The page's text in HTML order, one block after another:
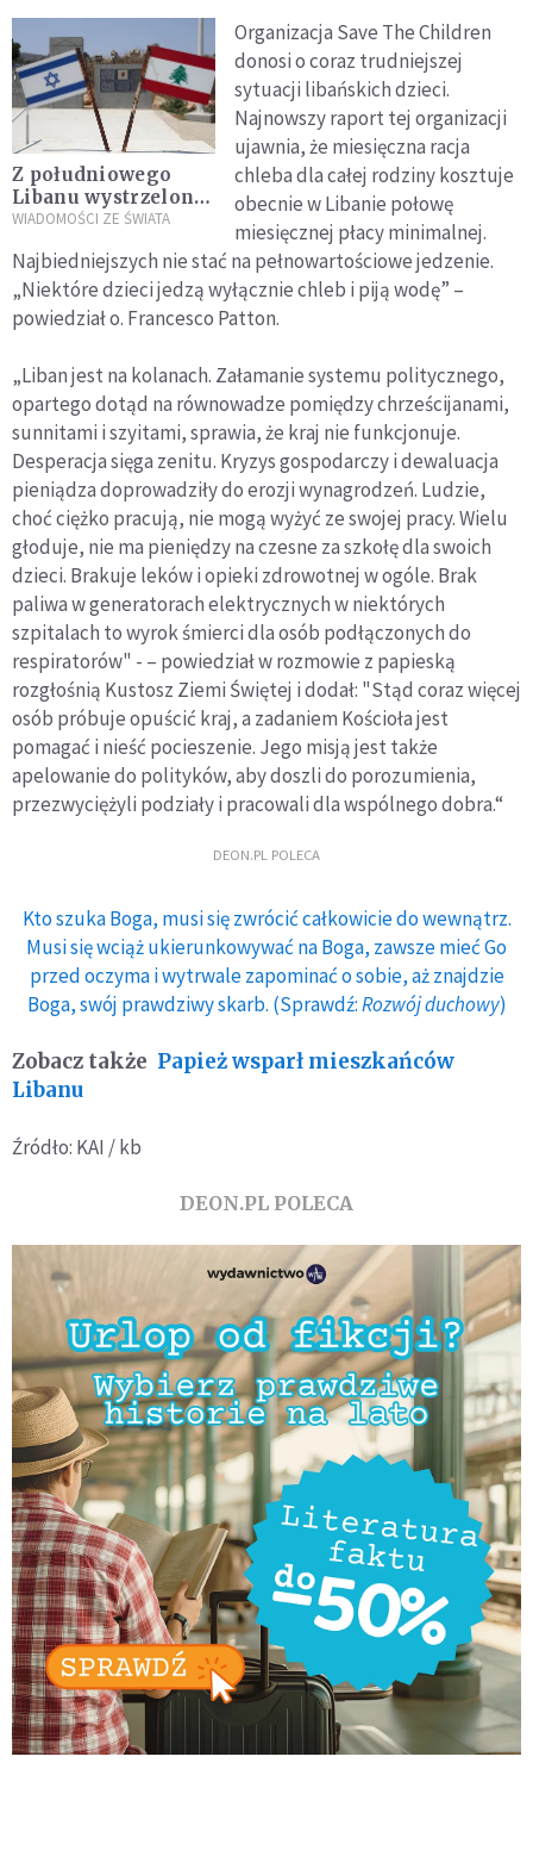
Z południowego
Libanu wystrzelono
pociski rakietowe
WIADOMOŚCI ZE ŚWIATA
Organizacja Save The Children
donosi o coraz trudniejszej
sytuacji libańskich dzieci.
Najnowszy raport tej organizacji
ujawnia, że miesięczna racja
chleba dla całej rodziny kosztuje
obecnie w Libanie połowę
miesięcznej płacy minimalnej.
Najbiedniejszych nie stać na pełnowartościowe jedzenie.
„Niektóre dzieci jedzą wyłącznie chleb i piją wodę” –
powiedział o. Francesco Patton.
„Liban jest na kolanach. Załamanie systemu politycznego,
opartego dotąd na równowadze pomiędzy chrześcijanami,
sunnitami i szyitami, sprawia, że kraj nie funkcjonuje.
Desperacja sięga zenitu. Kryzys gospodarczy i dewaluacja
pieniądza doprowadziły do erozji wynagrodzeń. Ludzie,
choć ciężko pracują, nie mogą wyżyć ze swojej pracy. Wielu
głoduje, nie ma pieniędzy na czesne za szkołę dla swoich
dzieci. Brakuje leków i opieki zdrowotnej w ogóle. Brak
paliwa w generatorach elektrycznych w niektórych
szpitalach to wyrok śmierci dla osób podłączonych do
respiratorów" - – powiedział w rozmowie z papieską
rozgłośnią Kustosz Ziemi Świętej i dodał: "Stąd coraz więcej
osób próbuje opuścić kraj, a zadaniem Kościoła jest
pomagać i nieść pocieszenie. Jego misją jest także
apelowanie do polityków, aby doszli do porozumienia,
przezwyciężyli podziały i pracowali dla wspólnego dobra.“
DEON.PL POLECA
Kto szuka Boga, musi się zwrócić całkowicie do wewnątrz.
Musi się wciąż ukierunkowywać na Boga, zawsze mieć Go
przed oczyma i wytrwale zapominać o sobie, aż znajdzie
Boga, swój prawdziwy skarb. (Sprawdź:Rozwój duchowy)
Zobacz także Papież wsparł mieszkańców
Libanu
Źródło: KAI / kb
DEON.PL POLECA